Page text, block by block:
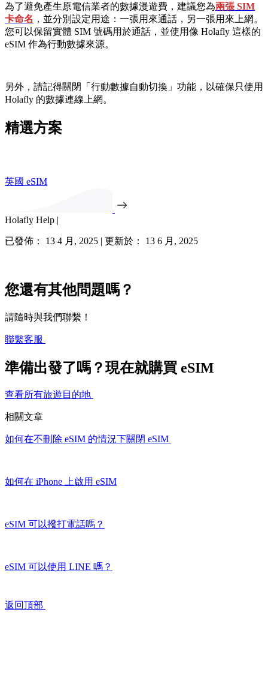
為了避免產生原電信業者的數據漫遊費，建議您為兩張 SIM
卡命名 ，並分別設定用途：一張用來通話，另一張用來上網。
您可以保留實體 SIM 號碼用於通話，並使用像 Holafly 這樣的
eSIM 作為行動數據來源。
另外，請記得關閉「行動數據自動切換」功能，以確保只使用
Holafly 的數據連線上網。
精選方案
英國 eSIM
Holafly Help |
已發佈： 13 4 月, 2025 | 更新於： 13 6 月, 2025
您還有其他問題嗎？
請隨時與我們聯繫！
聯繫客服
準備出發了嗎？現在就購買 eSIM
查看所有旅遊目的地
相關文章
如何在不刪除 eSIM 的情況下關閉 eSIM
如何在 iPhone 上啟用 eSIM
eSIM 可以撥打電話嗎？
eSIM 可以使用 LINE 嗎？
返回頂部